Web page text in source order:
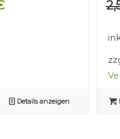
Aktueller
Details anzeigen